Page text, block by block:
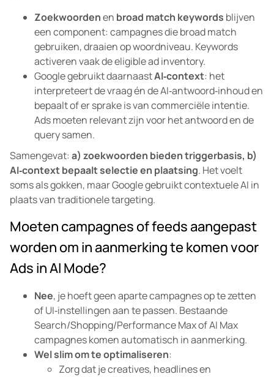
Zoekwoordenen broad match keywords blijven
een component: campagnes die broad match
gebruiken, draaien op woordniveau. Keywords
activeren vaak de eligible ad inventory.
Google gebruikt daarnaastAI‑context: het
interpreteert de vraag én de AI‑antwoord‑inhoud en
bepaalt of er sprake is van commerciële intentie.
Ads moeten relevant zijn voor het antwoord en de
query samen.
Samengevat: a) zoekwoorden bieden triggerbasis, b)
AI‑context bepaalt selectie en plaatsing. Het voelt
soms als gokken, maar Google gebruikt contextuele AI in
plaats van traditionele targeting.
Moeten campagnes of feeds aangepast
worden om in aanmerking te komen voor
Ads in AI Mode?
Nee, je hoeft geen aparte campagnes op te zetten
of UI‑instellingen aan te passen. Bestaande
Search/Shopping/Performance Max of AI Max
campagnes komen automatisch in aanmerking.
Wel slim om te optimaliseren:
Zorg dat je creatives, headlines en